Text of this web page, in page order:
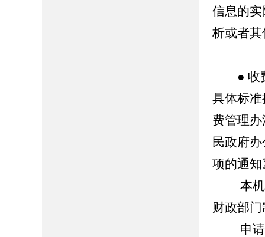
信息的
析或者
● 收
具体标
费管理
民政府
项的通
本机关
财政部
申请公